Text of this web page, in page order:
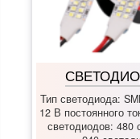
Тип светодиода:
12 В постоянного
светодиодов: 480